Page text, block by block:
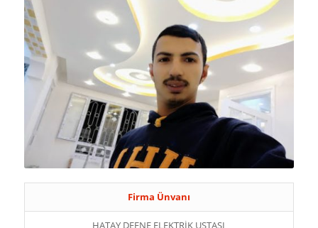
Firma Ünvanı
HATAY DEFNE ELEKTRİK USTASI